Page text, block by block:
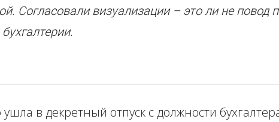
Согласовали визуализации – это ли не повод
в декретный отпуск с должности